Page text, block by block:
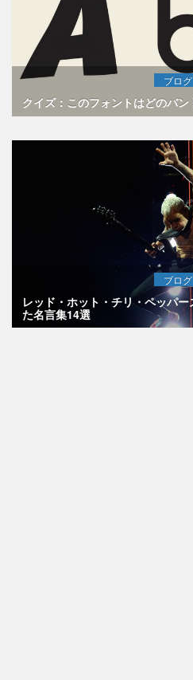
ブログ
クイズ：このフォントはどのバン
ブログ
レッド・ホット・チリ・ペッパ
た名言集14選